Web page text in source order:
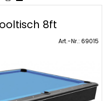
8ft
Art.-Nr.: 69015